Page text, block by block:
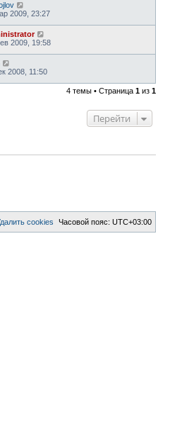
2009, 23:27
2009, 19:58
2008, 11:50
4 темы • Страница 1 из 1
Перейти
Часовой пояс: UTC+03:00
cookies